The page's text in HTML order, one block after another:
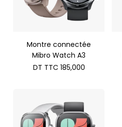
Montre connectée
Mibro Watch A3
DT TTC 185,000